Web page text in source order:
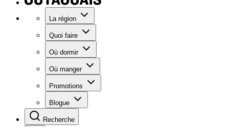
La région
Quoi faire
Où dormir
Où manger
Promotions
Blogue
Recherche